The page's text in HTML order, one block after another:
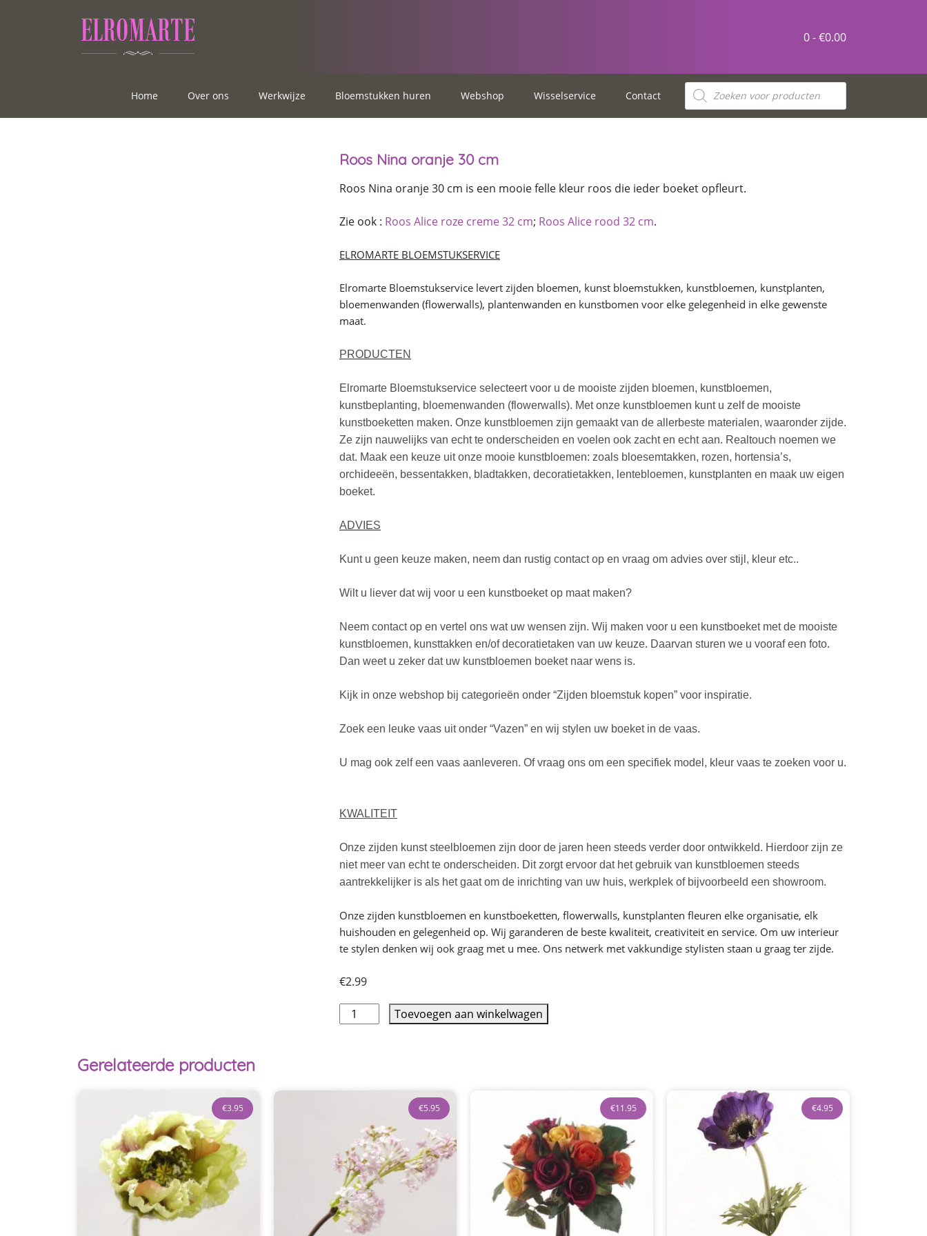
0 -€0.00
Home Over ons Werkwijze Bloemstukken huren Webshop Wisselservice Contact
Roos Nina oranje 30 cm
Roos Nina oranje 30 cm is een mooie felle kleur roos die ieder boeket opfleurt.
Zie ook : Roos Alice roze creme 32 cm; Roos Alice rood 32 cm.
ELROMARTE BLOEMSTUKSERVICE
Elromarte Bloemstukservice levert zijden bloemen, kunst bloemstukken, kunstbloemen, kunstplanten,
bloemenwanden (flowerwalls), plantenwanden en kunstbomen voor elke gelegenheid in elke gewenste
maat.
PRODUCTEN
Elromarte Bloemstukservice selecteert voor u de mooiste zijden bloemen, kunstbloemen,
kunstbeplanting, bloemenwanden (flowerwalls). Met onze kunstbloemen kunt u zelf de mooiste
kunstboeketten maken. Onze kunstbloemen zijn gemaakt van de allerbeste materialen, waaronder zijde.
Ze zijn nauwelijks van echt te onderscheiden en voelen ook zacht en echt aan. Realtouch noemen we
dat. Maak een keuze uit onze mooie kunstbloemen: zoals bloesemtakken, rozen, hortensia’s,
orchideeën, bessentakken, bladtakken, decoratietakken, lentebloemen, kunstplanten en maak uw eigen
boeket.
ADVIES
Kunt u geen keuze maken, neem dan rustig contact op en vraag om advies over stijl, kleur etc..
Wilt u liever dat wij voor u een kunstboeket op maat maken?
Neem contact op en vertel ons wat uw wensen zijn. Wij maken voor u een kunstboeket met de mooiste
kunstbloemen, kunsttakken en/of decoratietaken van uw keuze. Daarvan sturen we u vooraf een foto.
Dan weet u zeker dat uw kunstbloemen boeket naar wens is.
Kijk in onze webshop bij categorieën onder “Zijden bloemstuk kopen” voor inspiratie.
Zoek een leuke vaas uit onder “Vazen” en wij stylen uw boeket in de vaas.
U mag ook zelf een vaas aanleveren. Of vraag ons om een specifiek model, kleur vaas te zoeken voor u.
KWALITEIT
Onze zijden kunst steelbloemen zijn door de jaren heen steeds verder door ontwikkeld. Hierdoor zijn ze
niet meer van echt te onderscheiden. Dit zorgt ervoor dat het gebruik van kunstbloemen steeds
aantrekkelijker is als het gaat om de inrichting van uw huis, werkplek of bijvoorbeeld een showroom.
Onze zijden kunstbloemen en kunstboeketten, flowerwalls, kunstplanten fleuren elke organisatie, elk
huishouden en gelegenheid op. Wij garanderen de beste kwaliteit, creativiteit en service. Om uw interieur
te stylen denken wij ook graag met u mee. Ons netwerk met vakkundige stylisten staan u graag ter zijde.
€2.99
Toevoegen aan winkelwagen
Gerelateerde producten
€3.95 €5.95 €11.95 €4.95